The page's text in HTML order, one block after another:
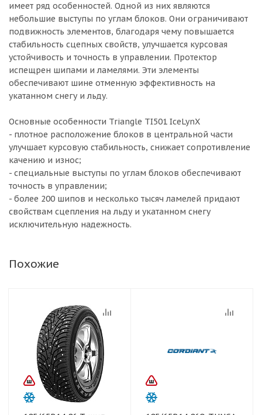
имеет ряд особенностей. Одной из них являются
небольшие выступы по углам блоков. Они ограничивают
подвижность элементов, благодаря чему повышается
стабильность сцепных свойств, улучшается курсовая
устойчивость и точность в управлении. Протектор
испещрен шипами и ламелями. Эти элементы
обеспечивают шине отменную эффективность на
укатанном снегу и льду.
Основные особенности Triangle TI501 IceLynX
- плотное расположение блоков в центральной части
улучшает курсовую стабильность, снижает сопротивление
качению и износ;
- специальные выступы по углам блоков обеспечивают
точность в управлении;
- более 200 шипов и несколько тысяч ламелей придают
свойствам сцепления на льду и укатанном снегу
исключительную надежность.
Похожие